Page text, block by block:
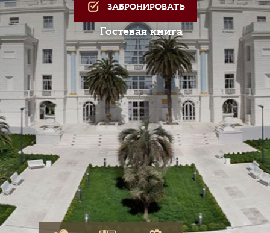
ЗАБРОНИРОВАТЬ
Гостевая книга